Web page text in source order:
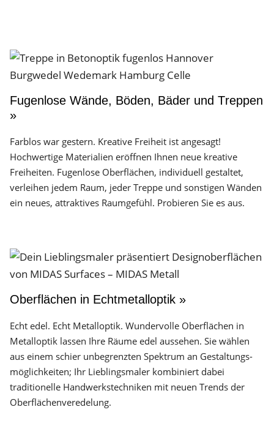
Fugenlose Wände, Böden, Bäder und Treppen
»
Farblos war gestern. Kreative Freiheit ist angesagt!
Hochwertige Materialien eröffnen Ihnen neue kreative
Freiheiten. Fugenlose Oberflächen, individuell gestaltet,
verleihen jedem Raum, jeder Treppe und sonstigen Wänden
ein neues, attraktives Raumgefühl. Probieren Sie es aus.
Oberflächen in Echtmetalloptik »
Echt edel. Echt Metalloptik. Wundervolle Oberflächen in
Metalloptik lassen Ihre Räume edel aussehen. Sie wählen
aus einem schier unbegrenzten Spektrum an Gestaltungs­
möglichkeiten; Ihr Lieblingsmaler kombiniert dabei
traditionelle Handwerks­techniken mit neuen Trends der
Oberflächen­veredelung.